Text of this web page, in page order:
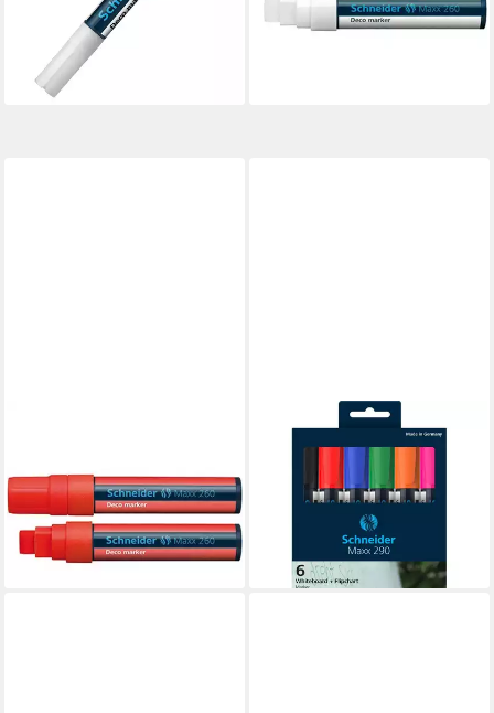
ab 7,13 € UVP8,32 €
Schneider Rot Flüssig-Kreide
ab 7,13 €
lieferbar - in 8-10 Werktagen bei
dir
SCHNEIDER
Whiteboard Marker
Boardmarker Maxx 290
sortiert Karton-Etui 6 Stück
lieferbar - in 8-10 Werktagen bei